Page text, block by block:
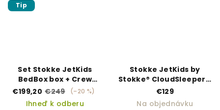
Tip
Set Stokke JetKids
BedBox box + Crew
Backpack Pink
€199,20 €249 (–20 %)
Ihneď k odberu
Stokke JetKids by
Stokke® CloudSleeper™
nafukovačka Space
Maze
€129
Na objednávku